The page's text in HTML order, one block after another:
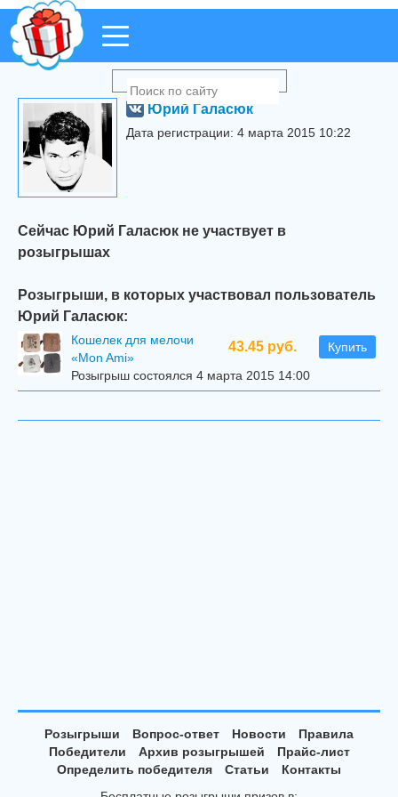
Юрий Галасюк
Дата регистрации: 4 марта 2015 10:22
Сейчас Юрий Галасюк не участвует в
розыгрышах
Розыгрыши, в которых участвовал пользователь
Юрий Галасюк:
43.45 руб. Купить
Кошелек для мелочи
«Mon Ami»
Розыгрыш состоялся 4 марта 2015 14:00
Розыгрыши Вопрос-ответ Новости
Правила
Победители
Архив розыгрышей
Прайс-лист
Определить победителя
Статьи
Контакты